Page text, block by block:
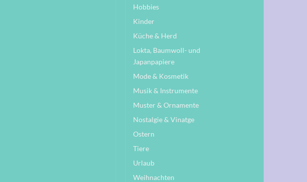
Hobbies
Kinder
Küche & Herd
Lokta, Baumwoll- und
Japanpapiere
Mode & Kosmetik
Musik & Instrumente
Muster & Ornamente
Nostalgie & Vinatge
Ostern
Tiere
Urlaub
Weihnachten